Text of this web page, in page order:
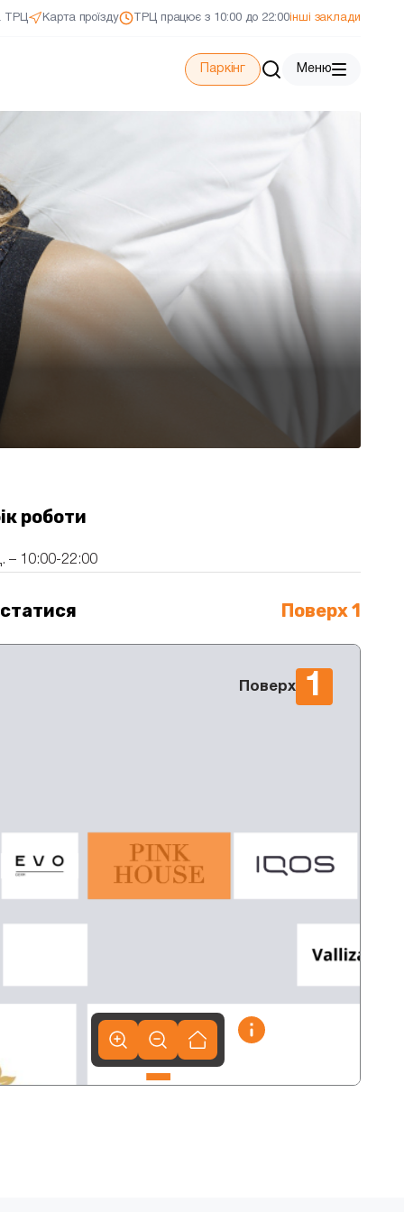
ТРЦ Карта проїзду ТРЦ працює з 10:00 до 22:00інші заклади
Паркінг Меню
роботи
– 10:00-22:00
Поверх 1
Поверх 1